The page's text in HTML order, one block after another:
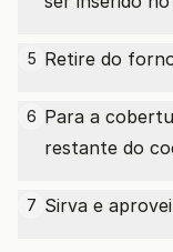
5 Retire do
6 Para a
restante do
7 Sirva e